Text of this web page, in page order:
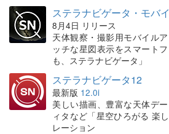
ステラナビゲータ・モバ
8月4日 リリース
天体観察・撮影用モバイル
ッチな星図表示をスマート
も、ステラナビゲータ」
ステラナビゲータ12
最新版 12.0i
美しい描画、豊富な天体デ
ィタなど「星空ひろがる 楽
レーション